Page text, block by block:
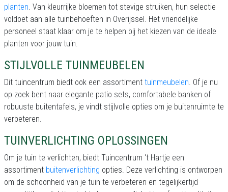
planten. Van kleurrijke bloemen tot stevige struiken, hun selectie
voldoet aan alle tuinbehoeften in Overijssel. Het vriendelijke
personeel staat klaar om je te helpen bij het kiezen van de ideale
planten voor jouw tuin.
STIJLVOLLE TUINMEUBELEN
Dit tuincentrum biedt ook een assortiment tuinmeubelen. Of je nu
op zoek bent naar elegante patio sets, comfortabele banken of
robuuste buitentafels, je vindt stijlvolle opties om je buitenruimte te
verbeteren.
TUINVERLICHTING OPLOSSINGEN
Om je tuin te verlichten, biedt Tuincentrum 't Hartje een
assortiment buitenverlichting opties. Deze verlichting is ontworpen
om de schoonheid van je tuin te verbeteren en tegelijkertijd